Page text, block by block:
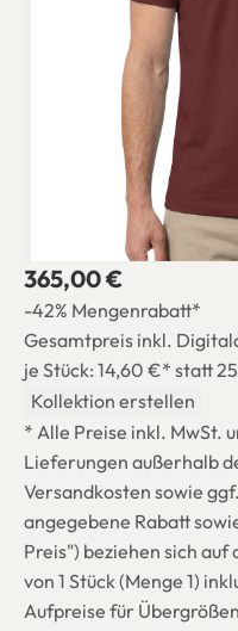
365,00 €
-42% Mengenrabatt*
Gesamtpreis inkl.
je Stück: 14,60 €* statt
Kollektion erstellen
* Alle Preise inkl. MwSt.
Lieferungen außerhalb
Versandkosten sowie
angegebene Rabatt
Preis") beziehen sich auf
von 1 Stück (Menge 1)
Aufpreise für